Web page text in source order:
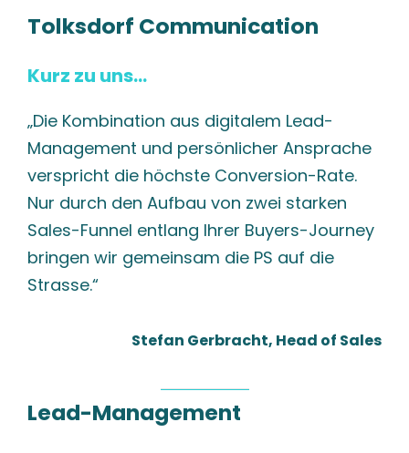
Tolksdorf Communication
Kurz zu uns...
„Die Kombination aus digitalem Lead-
Management und persönlicher Ansprache
verspricht die höchste Conversion-Rate.
Nur durch den Aufbau von zwei starken
Sales-Funnel entlang Ihrer Buyers-Journey
bringen wir gemeinsam die PS auf die
Strasse.“
Stefan Gerbracht, Head of Sales
Lead-Management